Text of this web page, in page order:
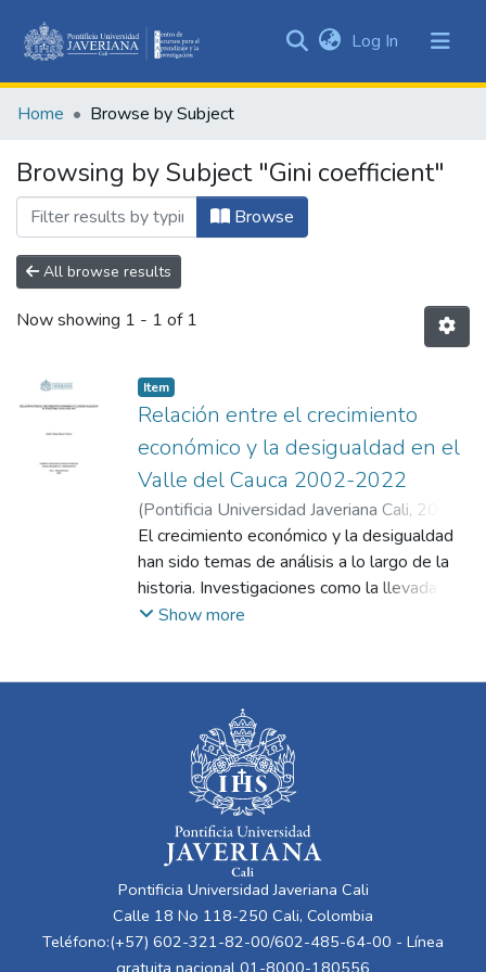
&
All of DSpace
Log In (current)
Home Browse by Subject
Browsing by Subject "Gini coefficient"
Browse
All browse results
Now showing 1 - 1 of 1
Item
Relación entre el crecimiento
económico y la desigualdad en el
Valle del Cauca 2002-2022
(Pontificia Universidad Javeriana Cali, 2023
Herrera Tabares, Andrés Felipe;Sierra
Suárez, Lya Paola
El crecimiento económico y la desigualdad
han sido temas de análisis a lo largo de la
historia. Investigaciones como la llevada a
cabo por Lundberg y Squire (2003) han
no pueden abordar el crecimiento y la
desigualdad de manera aislada, es decir, en
las fases de crecimiento económico los
países pueden experimentar periodos
donde aumenta la desigualdad y
posteriormente donde esta disminuye, en
este sentido el crecimiento no conduce a
una menor desigualdad. Las decisiones
orientadas hacia el crecimiento pueden
tener efectos adversos en la igualdad, y
Show more
Pontificia Universidad Javeriana Cali
Calle 18 No 118-250 Cali, Colombia
Teléfono:(+57) 602-321-82-00/602-485-64-00 - Línea